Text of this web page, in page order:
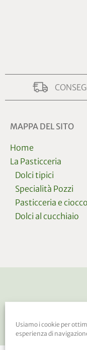
Usiamo i cookie per
esperienza di
MAPPA DEL SITO
Home
La Pasticceria
Dolci tipici
Specialità Pozzi
Pasticceria e
Dolci al cucchiaio